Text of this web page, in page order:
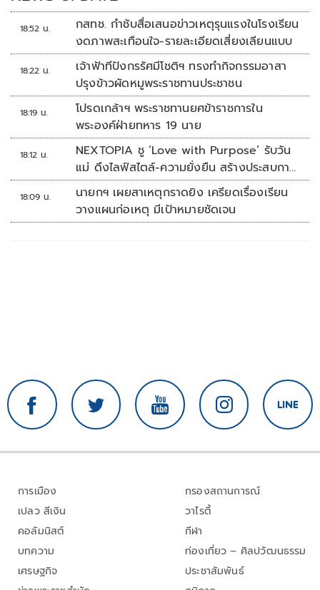
18:52 น.
กสทช. กำชับสื่อเสนอข่าวเหตุรุนแรงในโรงเรียน
งดภาพสะเทือนใจ-รายละเอียดเสี่ยงเลียนแบบ
18:22 น.
เจ้าฟ้าทีปังกรรัศมีโชติฯ ทรงทำกิจกรรมอาสา
ปรุงข้าวผัดหมูพระราชทานประชาชน
18:19 น.
โปรดเกล้าฯ พระราชทานยศข้าราชการใน
พระองค์ฝ่ายทหาร 19 นาย
18:12 น.
NEXTOPIA ชู ‘Love with Purpose’ รับวัน
แม่ ดึงไลฟ์สไตล์-ความยั่งยืน สร้างประสบกา
รณ์ช้อปปิงมีความหมาย
18:09 น.
นายกฯ เผยสาเหตุกราดยิง เครียดเรื่องเรียน
วางแผนก่อเหตุ มีเป้าหมายชัดเจน
การเมือง
เปลว สีเงิน
คอลัมนิสต์
บทความ
เศรษฐกิจ
กรองสถานการณ์
วาไรตี้
กีฬา
ท่องเที่ยว – ศิลปวัฒนธรรม
ประชาสัมพันธ์